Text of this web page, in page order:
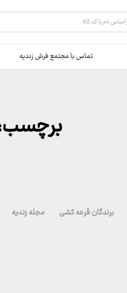
تماس با مجتمع فرش زندیه
برندگان قرعه کشی مجله زندیه